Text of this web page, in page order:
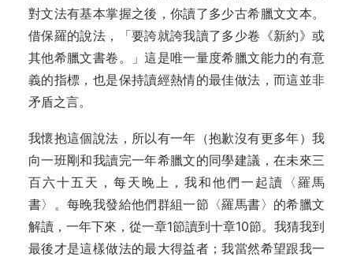
對文法有基本掌握之後，你讀了多少古希臘文文本。
借保羅的說法，「要誇就誇我讀了多少卷《新約》或
其他希臘文書卷。」這是唯一量度希臘文能力的有意
義的指標，也是保持讀經熱情的最佳做法，而這並非
矛盾之言。
我懷抱這個說法，所以有一年（抱歉沒有更多年）我
向一班剛和我讀完一年希臘文的同學建議，在未來三
百六十五天，每天晚上，我和他們一起讀〈羅馬
書〉。每晚我發給他們群組一節〈羅馬書〉的希臘文
解讀，一年下來，從一章1節讀到十章10節。我猜我到
最後才是這樣做法的最大得益者；我當然希望跟我一